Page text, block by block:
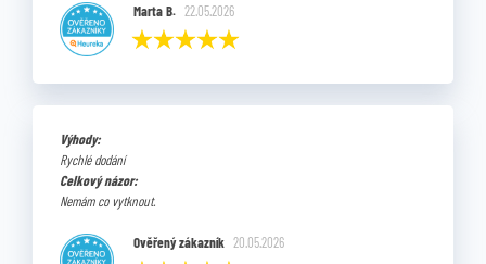
Marta B. 22.05.2026
Výhody:
Rychlé dodání
Celkový názor:
Nemám co vytknout.
Ověřený zákazník 20.05.2026